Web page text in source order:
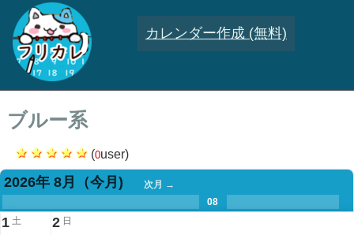
カレンダー作成 (無料)
ブルー系
(0user)
2026年 8月 （今月)
次月 →
08
1 土 2 日